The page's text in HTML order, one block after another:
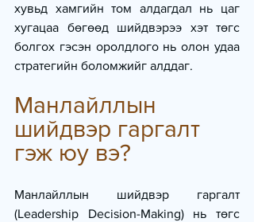
хувьд хамгийн том алдагдал нь цаг
хугацаа бөгөөд шийдвэрээ хэт төгс
болгох гэсэн оролдлого нь олон удаа
стратегийн боломжийг алддаг.
Манлайллын
шийдвэр гаргалт
гэж юу вэ?
Манлайллын шийдвэр гаргалт
(Leadership Decision-Making) нь төгс